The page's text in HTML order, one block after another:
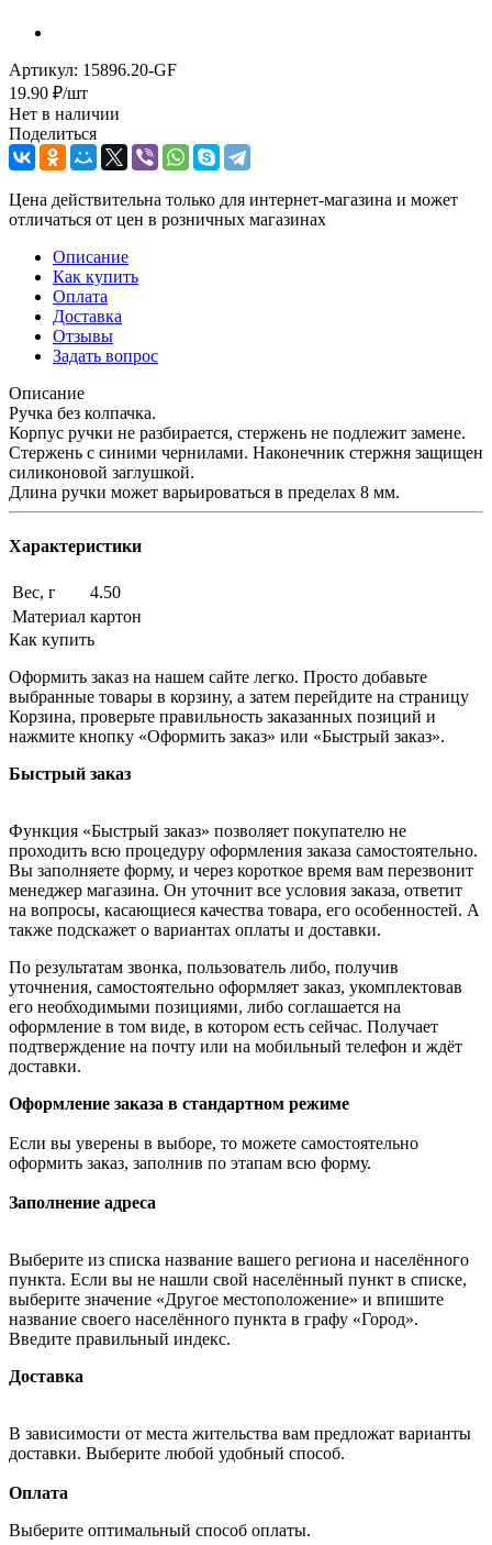
Артикул: 15896.20-GF
19.90 ₽/шт
Нет в наличии
Поделиться
Цена действительна только для интернет-магазина и может
отличаться от цен в розничных магазинах
Описание
Как купить
Оплата
Доставка
Отзывы
Задать вопрос
Описание
Ручка без колпачка.
Корпус ручки не разбирается, стержень не подлежит замене.
Стержень с синими чернилами. Наконечник стержня защищен
силиконовой заглушкой.
Длина ручки может варьироваться в пределах 8 мм.
Характеристики
Вес, г
4.50
Материал картон
Как купить
Оформить заказ на нашем сайте легко. Просто добавьте
выбранные товары в корзину, а затем перейдите на страницу
Корзина, проверьте правильность заказанных позиций и
нажмите кнопку «Оформить заказ» или «Быстрый заказ».
Быстрый заказ
Функция «Быстрый заказ» позволяет покупателю не
проходить всю процедуру оформления заказа самостоятельно.
Вы заполняете форму, и через короткое время вам перезвонит
менеджер магазина. Он уточнит все условия заказа, ответит
на вопросы, касающиеся качества товара, его особенностей. А
также подскажет о вариантах оплаты и доставки.
По результатам звонка, пользователь либо, получив
уточнения, самостоятельно оформляет заказ, укомплектовав
его необходимыми позициями, либо соглашается на
оформление в том виде, в котором есть сейчас. Получает
подтверждение на почту или на мобильный телефон и ждёт
доставки.
Оформление заказа в стандартном режиме
Если вы уверены в выборе, то можете самостоятельно
оформить заказ, заполнив по этапам всю форму.
Заполнение адреса
Выберите из списка название вашего региона и населённого
пункта. Если вы не нашли свой населённый пункт в списке,
выберите значение «Другое местоположение» и впишите
название своего населённого пункта в графу «Город».
Введите правильный индекс.
Доставка
В зависимости от места жительства вам предложат варианты
доставки. Выберите любой удобный способ.
Оплата
Выберите оптимальный способ оплаты.